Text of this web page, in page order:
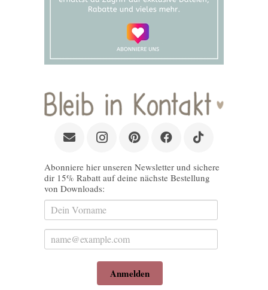
Abonniere hier unseren Newsletter und sichere
dir 15% Rabatt auf deine nächste Bestellung
von Downloads:
Anmelden